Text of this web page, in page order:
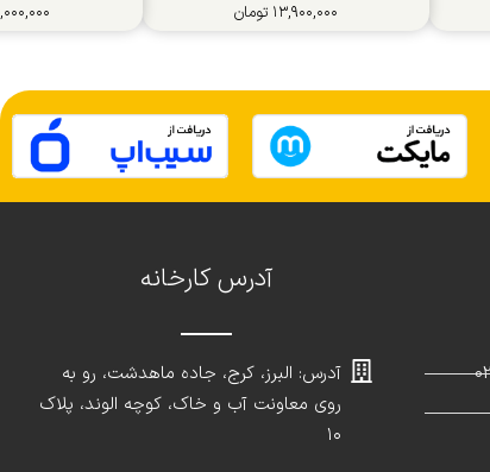
۱۳,۹۰۰,۰۰۰ تومان
آدرس کارخانه
آدرس: البرز، کرج، جاده ماهدشت، رو به
روی معاونت آب و خاک، کوچه الوند، پلاک
۱۰